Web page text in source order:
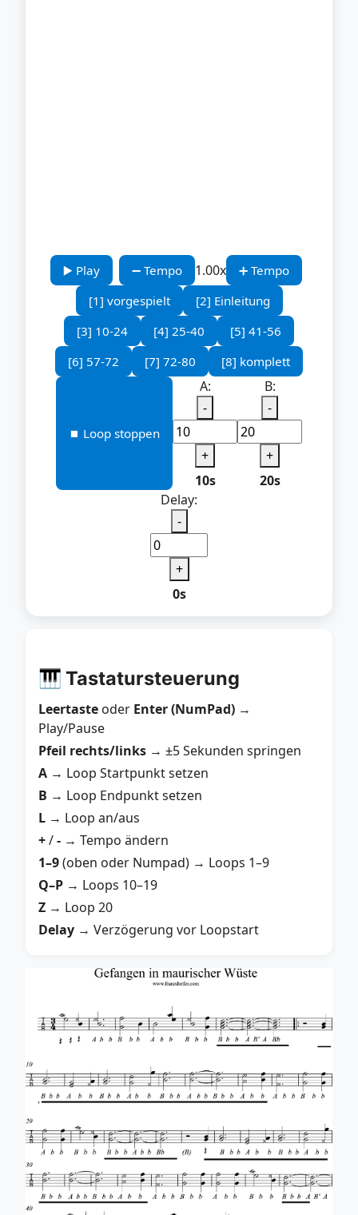
▶️ Play ➖ Tempo 1.00x
➕ Tempo
[1] vorgespielt
[2] Einleitung
[3] 10-24
[4] 25-40
[5] 41-56
[6] 57-72
[7] 72-80 [8] komplett
⏹️ Loop stoppen
A:
-
+
10s
B:
-
+
20s
Delay:
-
+
0s
🎹 Tastatursteuerung
Leertaste oder Enter (NumPad) →
Play/Pause
Pfeil rechts/links → ±5 Sekunden springen
A → Loop Startpunkt setzen
B → Loop Endpunkt setzen
L → Loop an/aus
+/- → Tempo ändern
1–9(oben oder Numpad) → Loops 1–9
Q–P → Loops 10–19
Z → Loop 20
Delay → Verzögerung vor Loopstart